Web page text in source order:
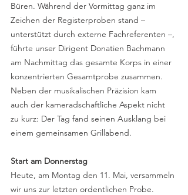
Büren. Während der Vormittag ganz im
Zeichen der Registerproben stand –
unterstützt durch externe Fachreferenten –,
führte unser Dirigent Donatien Bachmann
am Nachmittag das gesamte Korps in einer
konzentrierten Gesamtprobe zusammen.
Neben der musikalischen Präzision kam
auch der kameradschaftliche Aspekt nicht
zu kurz: Der Tag fand seinen Ausklang bei
einem gemeinsamen Grillabend.
Start am Donnerstag
Heute, am Montag den 11. Mai, versammeln
wir uns zur letzten ordentlichen Probe.